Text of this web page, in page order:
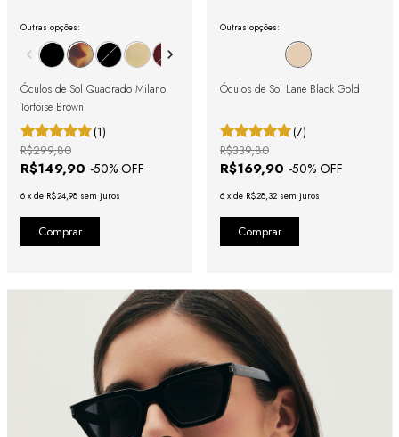
Outras opções:
Óculos de Sol Quadrado Milano
Tortoise Brown
(1)
R$149,90 -50% OFF
R$299,80
6 x de R$24,98 sem juros
Outras opções:
Óculos de Sol Lane Black Gold
(7)
R$169,90 -50% OFF
R$339,80
6 x de R$28,32 sem juros